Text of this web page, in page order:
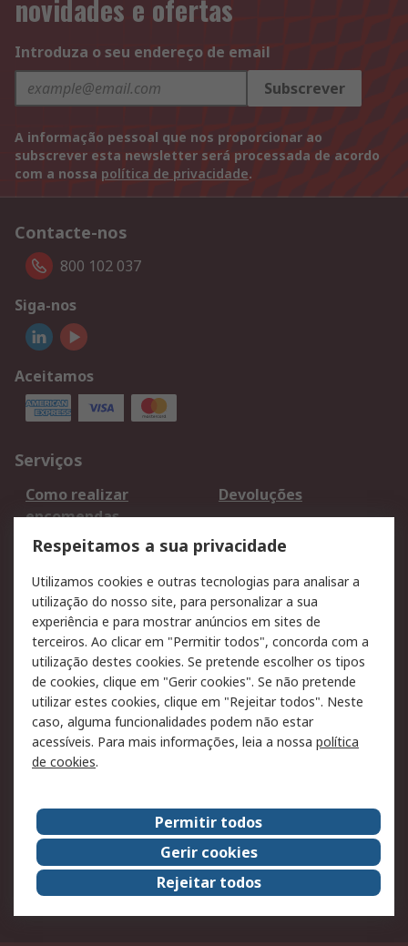
novidades e ofertas
Introduza o seu endereço de email
Subscrever
A informação pessoal que nos proporcionar ao
subscrever esta newsletter será processada de acordo
com a nossa política de privacidade.
Contacte-nos
800 102 037
Siga-nos
Aceitamos
Serviços
Como realizar
encomendas
Devoluções
Formas de entrega
Qualidade e ambiente
Pagamento e
faturação
Legal
Aviso legal
Política de cookies
Política de privacidade
- Atualizada
Segurança de emails
Condições de venda
Sobre a RS
A RS no mundo
RS Group
Sobre a RS
Trabalhar na RS
ESG
Respeitamos a sua privacidade
Utilizamos cookies e outras tecnologias para analisar a
utilização do nosso site, para personalizar a sua
experiência e para mostrar anúncios em sites de
terceiros. Ao clicar em "Permitir todos", concorda com a
utilização destes cookies. Se pretende escolher os tipos
de cookies, clique em "Gerir cookies". Se não pretende
utilizar estes cookies, clique em "Rejeitar todos". Neste
caso, alguma funcionalidades podem não estar
acessíveis. Para mais informações, leia a nossa política
de cookies.
Permitir todos
Gerir cookies
Rejeitar todos